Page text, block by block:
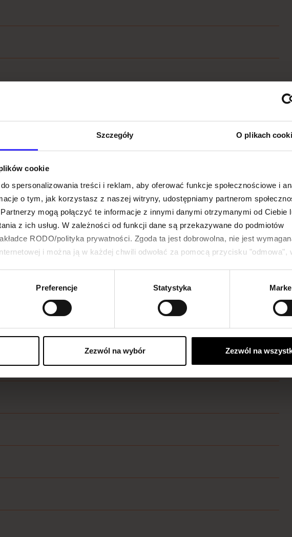
Szczegóły O plikach
cookie
spersonalizowania treści i reklam, aby oferować funkcje społecznościowe i
o tym, jak korzystasz z naszej witryny, udostępniamy partnerom
mogą połączyć te informacje z innymi danymi otrzymanymi od Ciebie
z ich usług. W zależności od funkcji dane są przekazywane do podmiotów
RODO/polityka prywatności. Zgoda ta jest dobrowolna, nie jest
i można ją w każdej chwili odwołać za pomocą przycisku "odmowa",
Preferencje Statystyka
Zezwól na wybór Zezwól na